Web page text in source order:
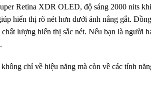
Retina XDR OLED, độ sáng 2000 nits
hiển thị rõ nét hơn dưới ánh nắng gắt.
lượng hiển thị sắc nét. Nếu bạn là người
chỉ về hiệu năng mà còn về các tính